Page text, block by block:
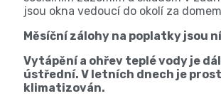
jsou okna vedoucí do okolí za
Měsíční zálohy na poplatky jsou
Vytápění a ohřev teplé vody je
ústřední. V letních dnech je
klimatizován.